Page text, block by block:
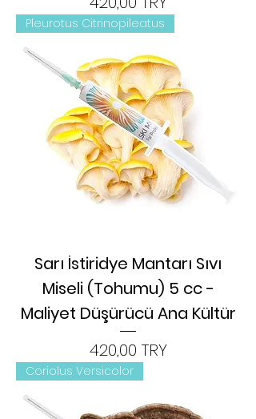
Pleurotus Citrinopileatus
Sarı İstiridye Mantarı Sıvı
Miseli (Tohumu) 5 cc -
Maliyet Düşürücü Ana Kültür
Цена
420,00 TRY
Coriolus Versicolor